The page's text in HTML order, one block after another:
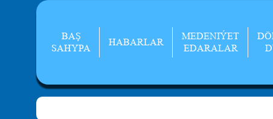
BAŞ
SAHYPA
HABARLAR
MEDENIÝET
EDARALAR